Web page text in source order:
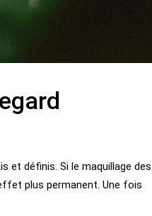
et définis. Si le maquillage des
plus permanent. Une fois